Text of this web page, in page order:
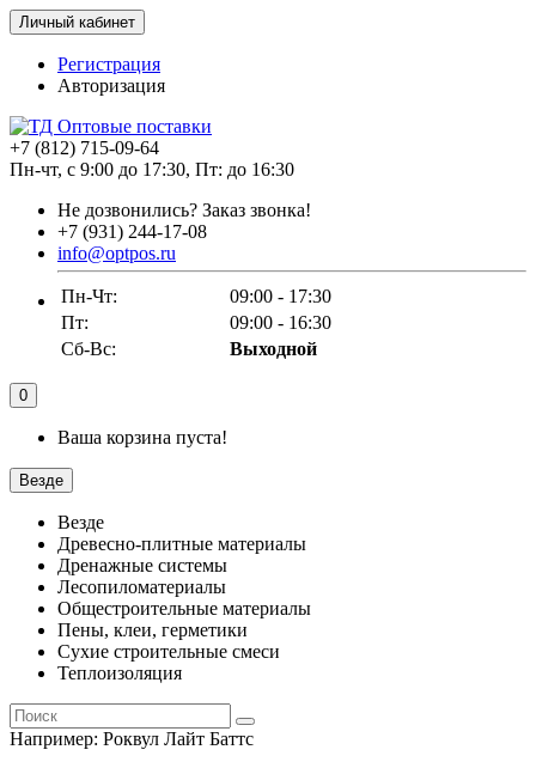
Личный кабинет
Регистрация
Авторизация
+7 (812) 715-09-64
Пн-чт, с 9:00 до 17:30, Пт: до 16:30
Не дозвонились? Заказ звонка!
+7 (931) 244-17-08
info@optpos.ru
Пн-Чт:
09:00 - 17:30
Пт:
09:00 - 16:30
Сб-Вс:
Выходной
0
Ваша корзина пуста!
Везде
Везде
Древесно-плитные материалы
Дренажные системы
Лесопиломатериалы
Общестроительные материалы
Пены, клеи, герметики
Сухие строительные смеси
Теплоизоляция
Например: Роквул Лайт Баттс